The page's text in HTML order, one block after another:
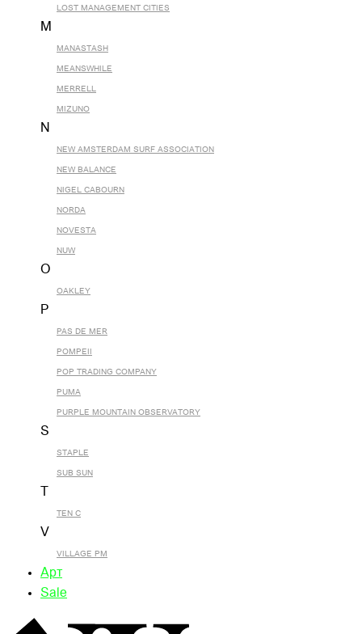
LOST MANAGEMENT CITIES
M
MANASTASH
MEANSWHILE
MERRELL
MIZUNO
N
NEW AMSTERDAM SURF ASSOCIATION
NEW BALANCE
NIGEL CABOURN
NORDA
NOVESTA
NUW
O
OAKLEY
P
PAS DE MER
POMPEII
POP TRADING COMPANY
PUMA
PURPLE MOUNTAIN OBSERVATORY
S
STAPLE
SUB SUN
TEN C
V
VILLAGE PM
Арт
Sale